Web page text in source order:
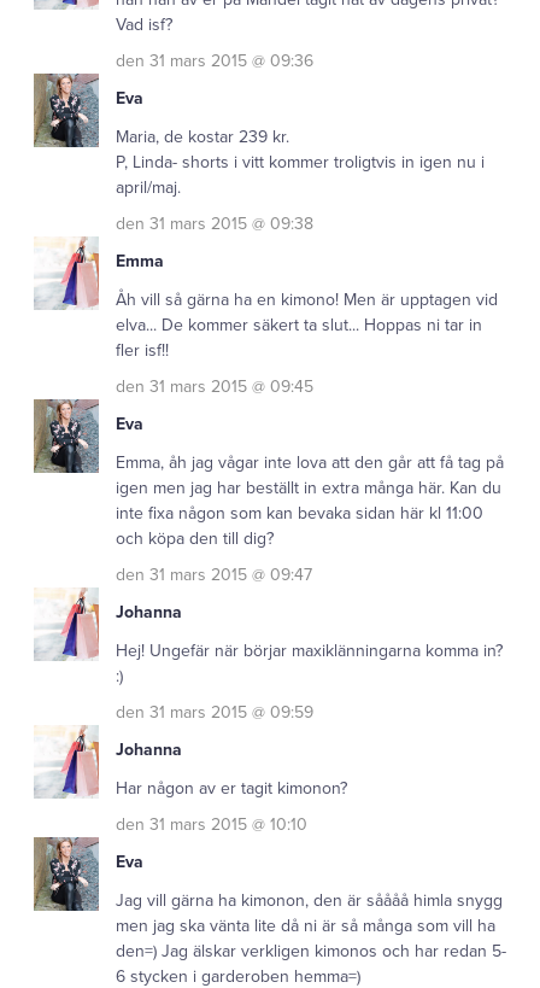
Vad isf?
den 31 mars 2015 @ 09:36
Eva
Maria, de kostar 239 kr.
P, Linda- shorts i vitt kommer troligtvis in igen nu i
april/maj.
den 31 mars 2015 @ 09:38
Emma
Åh vill så gärna ha en kimono! Men är upptagen vid
elva... De kommer säkert ta slut... Hoppas ni tar in
fler isf!!
den 31 mars 2015 @ 09:45
Eva
Emma, åh jag vågar inte lova att den går att få tag på
igen men jag har beställt in extra många här. Kan du
inte fixa någon som kan bevaka sidan här kl 11:00
och köpa den till dig?
den 31 mars 2015 @ 09:47
Johanna
Hej! Ungefär när börjar maxiklänningarna komma in?
:)
den 31 mars 2015 @ 09:59
Johanna
Har någon av er tagit kimonon?
den 31 mars 2015 @ 10:10
Eva
Jag vill gärna ha kimonon, den är såååå himla snygg
men jag ska vänta lite då ni är så många som vill ha
den=) Jag älskar verkligen kimonos och har redan 5-
6 stycken i garderoben hemma=)